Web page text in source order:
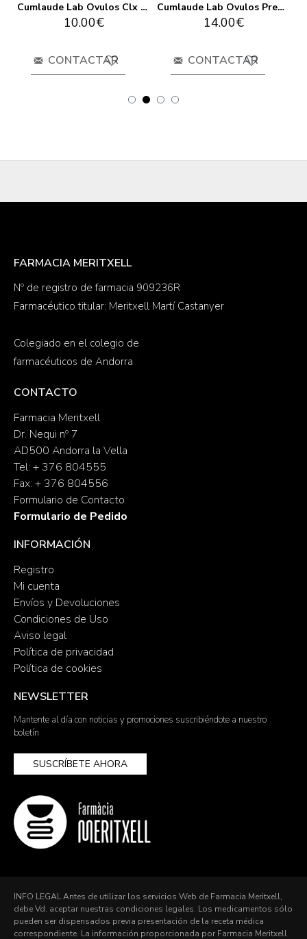
Cumlaude Lab Ovulos Clx 10 Ovulos
10.00€
CONTACTAR
Cumlaude Lab Ovulos Prebioticos 10 Ovulos
14.00€
CONTACTAR
FARMACIA MERITXELL
Nº de registro de farmacia 909236R
Farmacéutico titular: Meritxell Martí Castanyer
Colegiado en el colegio de
farmacéuticos de Andorra
CONTACTO
Farmacia Meritxell
Dr. Nequi nº 7
AD500 Andorra la Vella
Tel: + 376 804555
Fax: + 376 804556
Formulario de Contacto
Formulario de Pedido
INFORMACIÓN
Registro
Mi cuenta
Envíos y Devoluciones
Condiciones de Uso
Aviso legal
Política de privacidad
Política de cookies
NEWSLETTER
Mantente al día con noticias y promociones suscribiéndote a nuestro
boletín
SUSCRÍBETE AHORA
INFO LEGAL Antes de utilizar los servicios Web de Farmacia Meritxell,
debe Vd. aceptar nuestras condiciones legales. Los medicamentos sólo
pueden ser dispensados previa presentación de la receta médica
correspondiente. La información proporcionada por Farmacia Meritxell